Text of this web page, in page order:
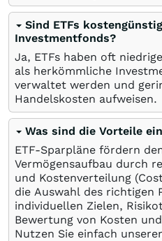
Sind ETFs
Investmentfonds?
Ja, ETFs haben oft
als herkömmliche
verwaltet werden und
Handelskosten aufweisen.
Was sind die Vorteile
ETF-Sparpläne fördern
Vermögensaufbau durch
und Kostenverteilung
die Auswahl des richtigen
individuellen Zielen,
Bewertung von Kosten
Nutzen Sie einfach